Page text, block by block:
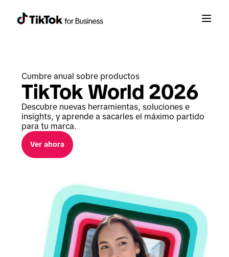
Cumbre anual sobre productos
TikTok World 2026
Descubre nuevas herramientas, soluciones e
insights, y aprende a sacarles el máximo partido
para tu marca.
Ver ahora